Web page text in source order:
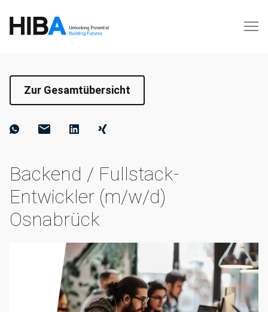
Zur Gesamtübersicht
Backend / Fullstack-
Entwickler (m/w/d)
Osnabrück